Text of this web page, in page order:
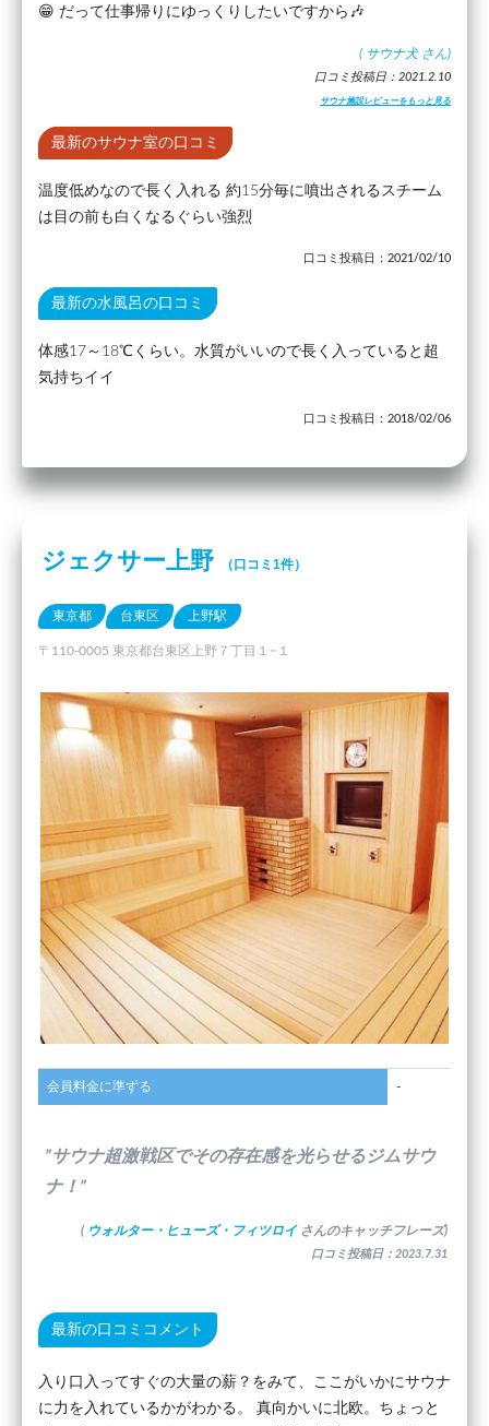
😁 だって仕事帰りにゆっくりしたいですから🎶
( サウナ犬 さん)
口コミ投稿日：2021.2.10
サウナ施設レビューをもっと見る
最新のサウナ室の口コミ
温度低めなので長く入れる 約15分毎に噴出されるスチーム
は目の前も白くなるぐらい強烈
口コミ投稿日：2021/02/10
最新の水風呂の口コミ
体感17～18℃くらい。水質がいいので長く入っていると超
気持ちイイ
口コミ投稿日：2018/02/06
ジェクサー上野 （口コミ1件）
東京都 台東区 上野駅
〒110-0005 東京都台東区上野７丁目１−１
会員料金に準ずる -
”サウナ超激戦区でその存在感を光らせるジムサウ
ナ！”
( ウォルター・ヒューズ・フィツロイ さんのキャッチフレーズ)
口コミ投稿日：2023.7.31
最新の口コミコメント
入り口入ってすぐの大量の薪？をみて、ここがいかにサウナ
に力を入れているかがわかる。 真向かいに北欧。ちょっと